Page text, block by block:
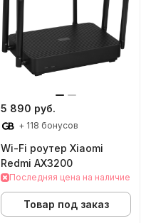
5 890 руб.
+ 118 бонусов
Wi-Fi роутер Xiaomi
Redmi AX3200
Последняя цена на наличие
Товар под заказ